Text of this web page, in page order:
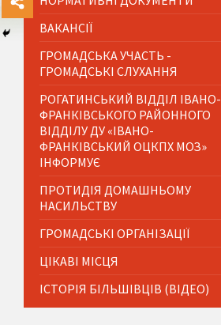
ВАКАНСІЇ
ГРОМАДСЬКА УЧАСТЬ -
ГРОМАДСЬКІ СЛУХАННЯ
РОГАТИНСЬКИЙ ВІДДІЛ ІВАНО-
ФРАНКІВСЬКОГО РАЙОННОГО
ВІДДІЛУ ДУ «ІВАНО-
ФРАНКІВСЬКИЙ ОЦКПХ МОЗ»
ІНФОРМУЄ
ПРОТИДІЯ ДОМАШНЬОМУ
НАСИЛЬСТВУ
ГРОМАДСЬКІ ОРГАНІЗАЦІЇ
ЦІКАВІ МІСЦЯ
ІСТОРІЯ БІЛЬШІВЦІВ (ВІДЕО)